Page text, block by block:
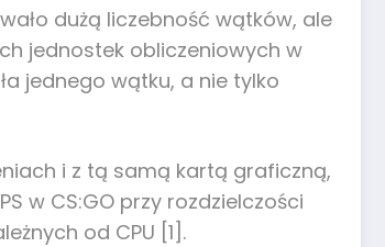
dużą liczebność wątków, ale
jednostek obliczeniowych w
jednego wątku, a nie tylko
i z tą samą kartą graficzną,
w CS:GO przy rozdzielczości
od CPU [1].